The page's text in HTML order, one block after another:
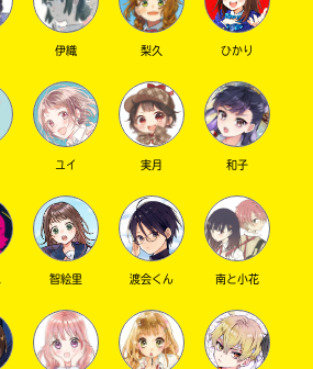
ワードから探す
シャルアカウント
伊織 梨久 ひかり
ユイ 実月 和子
智絵里 渡会くん 南と小花